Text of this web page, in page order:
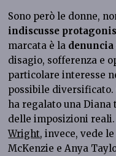
Sono però le donne,
indiscusse
marcata è la denuncia
disagio, sofferenza e
particolare interesse
possibile
ha regalato una
delle imposizioni reali.
Wright, invece, vede
McKenzie e Anya